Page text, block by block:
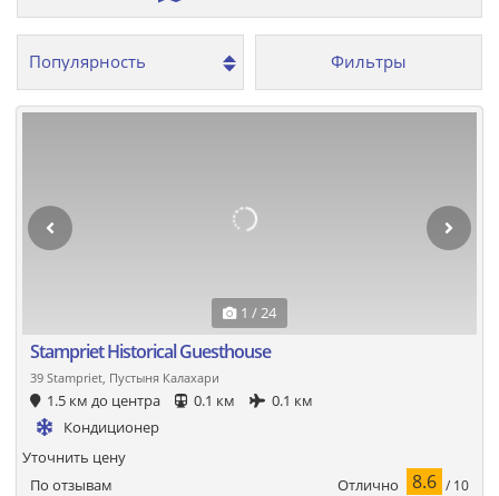
Фильтры
1 / 24
Stampriet Historical Guesthouse
39 Stampriet, Пустыня Калахари
1.5 км до центра 0.1 км
0.1 км
Кондиционер
По отзывам Отлично 8.6 / 10
Уточнить цену